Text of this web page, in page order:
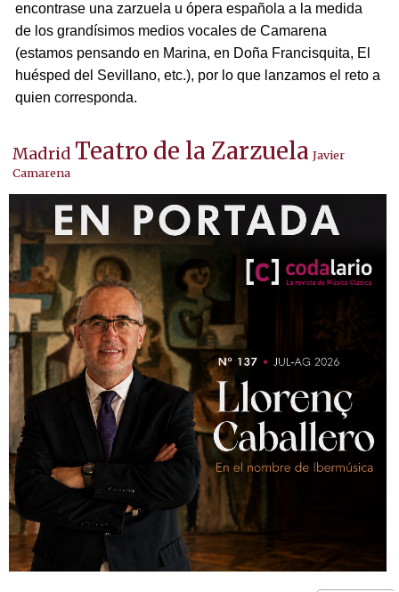
encontrase una zarzuela u ópera española a la medida
de los grandísimos medios vocales de Camarena
(estamos pensando en Marina, en Doña Francisquita, El
huésped del Sevillano, etc.), por lo que lanzamos el reto a
quien corresponda.
Madrid Teatro de la Zarzuela Javier
Camarena